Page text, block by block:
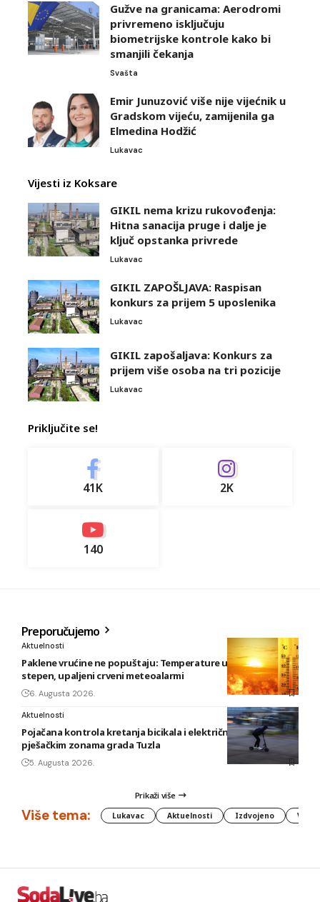
Gužve na granicama: Aerodromi
privremeno isključuju
biometrijske kontrole kako bi
smanjili čekanja
Svašta
Emir Junuzović više nije vijećnik u
Gradskom vijeću, zamijenila ga
Elmedina Hodžić
Lukavac
Vijesti iz Koksare
GIKIL nema krizu rukovođenja:
Hitna sanacija pruge i dalje je
ključ opstanka privrede
Lukavac
GIKIL ZAPOŠLJAVA: Raspisan
konkurs za prijem 5 uposlenika
Lukavac
GIKIL zapošaljava: Konkurs za
prijem više osoba na tri pozicije
Lukavac
Priključite se!
41K 2K
140
Preporučujemo
Aktuelnosti
Paklene vrućine ne popuštaju: Temperature u BiH i do 41
stepen, upaljeni crveni meteoalarmi
6. Augusta 2026.
Aktuelnosti
Pojačana kontrola kretanja bicikala i električnih romobila u
pješačkim zonama grada Tuzla
5. Augusta 2026.
Prikaži više
Više tema: Lukavac Aktuelnosti Izdvojeno